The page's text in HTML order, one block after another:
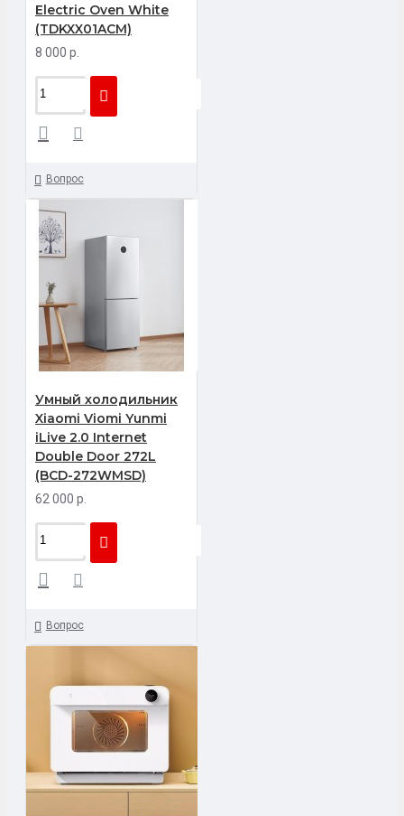
Electric Oven White
(TDKXX01ACM)
8 000 р.
Вопрос
Умный холодильник
Xiaomi Viomi Yunmi
iLive 2.0 Internet
Double Door 272L
(BCD-272WMSD)
62 000 р.
Вопрос